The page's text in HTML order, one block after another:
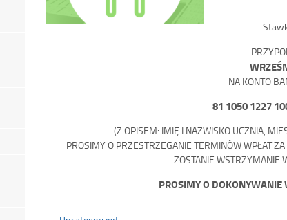
NA KONTO
81 1050 1227
(Z OPISEM: IMIĘ I NAZWISKO UCZNIA,
PROSIMY O PRZESTRZEGANIE TERMINÓW WPŁAT
ZOSTANIE WSTRZYMANIE
PROSIMY O